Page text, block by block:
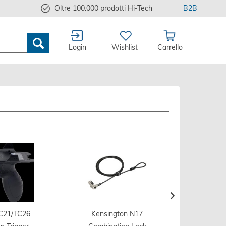
Oltre 100.000 prodotti Hi-Tech B2B
Login Wishlist Carrello
TC26
Kensington N17